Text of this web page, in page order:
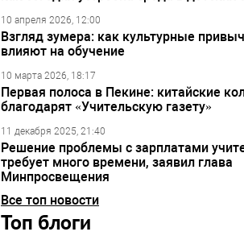
10 апреля 2026, 12:00
Взгляд зумера: как культурные
влияют на обучение
10 марта 2026, 18:17
Первая полоса в Пекине: китайские
благодарят «Учительскую газету»
11 декабря 2025, 21:40
Решение проблемы с зарплатами
требует много времени, заявил глава
Минпросвещения
Все топ новости
Топ блоги